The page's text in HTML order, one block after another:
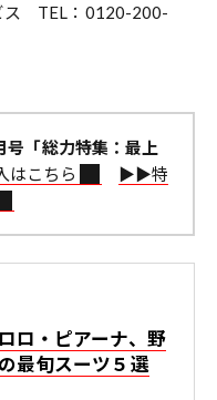
ス TEL：0120-200-
「総力特集：最上
こちら
▶︎▶︎特
ロ・ピアーナ、野
最旬スーツ５選